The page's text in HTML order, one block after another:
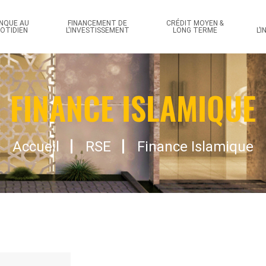
AU
FINANCEMENT DE
L'INVESTISSEMENT
CRÉDIT MOYEN &
LONG TERME
FINANCE ISLAMIQUE
Accueil RSE Finance Islamique